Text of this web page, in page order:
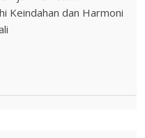
Keindahan dan Harmoni